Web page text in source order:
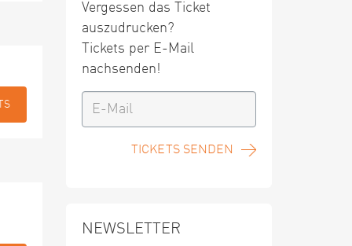
Vergessen das Ticket
auszudrucken?
Tickets per E-Mail
nachsenden!
TICKETS SENDEN
NEWSLETTER